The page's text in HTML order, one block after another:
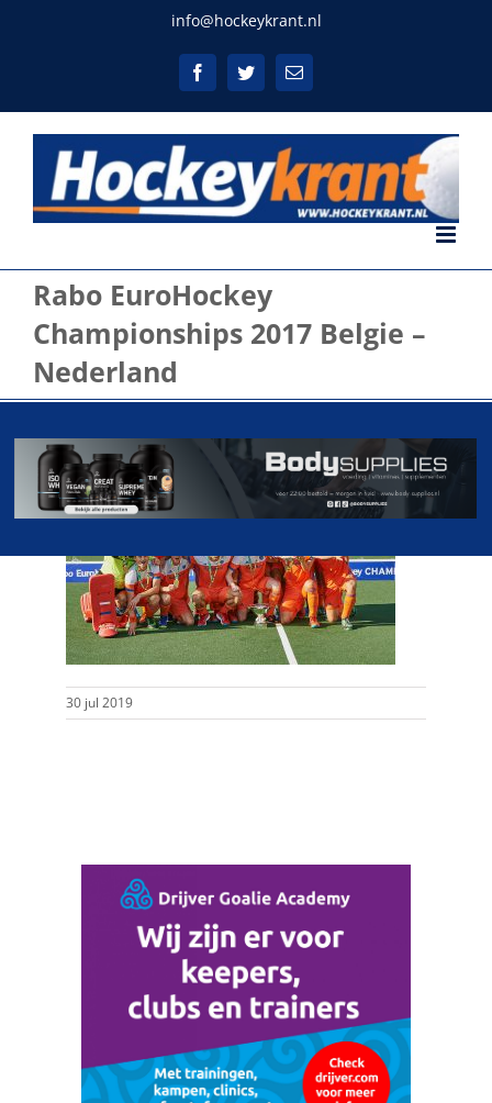
info@hockeykrant.nl
FacebookTwitterE-
mail
Rabo EuroHockey
Championships 2017 Belgie –
Nederland
30 jul 2019